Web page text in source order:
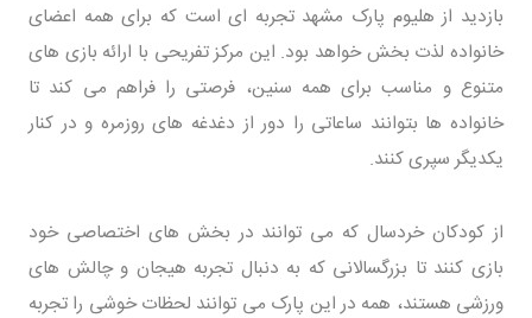
بازدید از هلیوم پارک مشهد تجربه ای است که برای همه اعضای
خانواده لذت بخش خواهد بود. این مرکز تفریحی با ارائه بازی های
متنوع و مناسب برای همه سنین، فرصتی را فراهم می کند تا
خانواده ها بتوانند ساعاتی را دور از دغدغه های روزمره و در کنار
یکدیگر سپری کنند.
از کودکان خردسال که می توانند در بخش های اختصاصی خود
بازی کنند تا بزرگسالانی که به دنبال تجربه هیجان و چالش های
ورزشی هستند، همه در این پارک می توانند لحظات خوشی را تجربه